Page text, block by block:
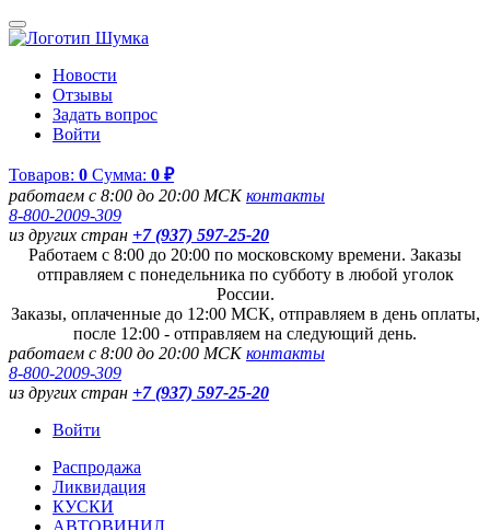
Новости
Отзывы
Задать вопрос
Войти
Товаров: 0 Сумма: 0 ₽
работаем с 8:00 до 20:00 МСКконтакты
8-800-2009-309
из других стран +7 (937) 597-25-20
Работаем с 8:00 до 20:00 по московскому времени. Заказы
отправляем с понедельника по субботу в любой уголок
России.
Заказы, оплаченные до 12:00 МСК, отправляем в день оплаты,
после 12:00 - отправляем на следующий день.
работаем с 8:00 до 20:00 МСКконтакты
8-800-2009-309
из других стран +7 (937) 597-25-20
Войти
Распродажа
Ликвидация
КУСКИ
АВТОВИНИЛ